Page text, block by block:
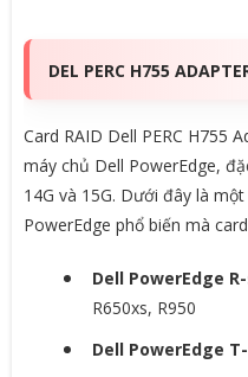
DEL PERC H755
Card RAID Dell PERC H755
máy chủ Dell PowerEdge,
14G và 15G. Dưới đây là
PowerEdge phổ biến mà
Dell PowerEdge
R650xs, R950
Dell PowerEdge